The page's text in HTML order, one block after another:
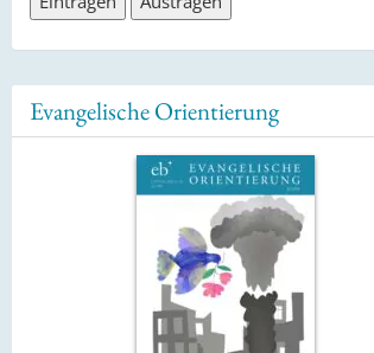
Evangelische Orientierung